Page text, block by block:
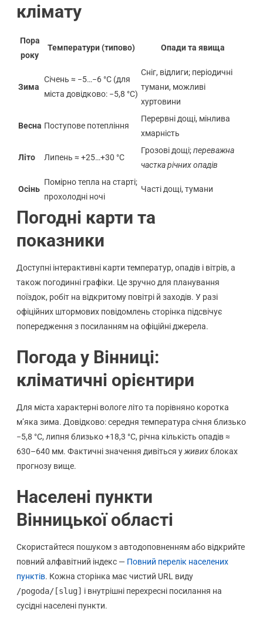
клімату
Пора
року
Температури (типово) Опади та явища
Зима
Січень ≈ −5…−6 °C (для
міста довідково: −5,8 °C)
Сніг, відлиги; періодичні
тумани, можливі
хуртовини
Весна Поступове потепління
Перервні дощі, мінлива
хмарність
Літо Липень ≈ +25…+30 °C
Грозові дощі;переважна
частка річних опадів
Осінь
Помірно тепла на старті;
прохолодні ночі
Часті дощі, тумани
Погодні карти та
показники
Доступні інтерактивні карти температур, опадів і вітрів, а
також погодинні графіки. Це зручно для планування
поїздок, робіт на відкритому повітрі й заходів. У разі
офіційних штормових повідомлень сторінка підсвічує
попередження з посиланням на офіційні джерела.
Погода у Вінниці:
кліматичні орієнтири
Для міста характерні вологе літо та порівняно коротка
м’яка зима. Довідково: середня температура січня близько
−5,8 °C, липня близько +18,3 °C, річна кількість опадів ≈
630–640 мм. Фактичні значення дивіться уживихблоках
прогнозу вище.
Населені пункти
Вінницької області
Скористайтеся пошуком з автодоповненням або відкрийте
повний алфавітний індекс — Повний перелік населених
пунктів. Кожна сторінка має чистий URL виду
/pogoda/[slug] і внутрішні перехресні посилання на
сусідні населені пункти.